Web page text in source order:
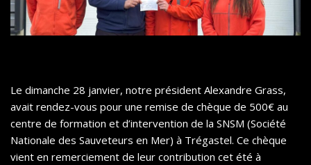
Le dimanche 28 janvier, notre président Alexandre Grass,
avait rendez-vous pour une remise de chèque de 500€ au
centre de formation et d’intervention de la SNSM (Société
Nationale des Sauveteurs en Mer) à Trégastel. Ce chèque
vient en remerciement de leur contribution cet été à